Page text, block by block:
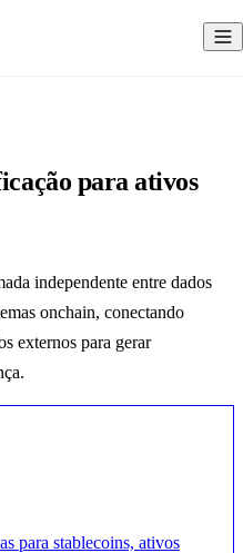
para ativos
independente entre dados
onchain, conectando
externos para gerar
para stablecoins, ativos